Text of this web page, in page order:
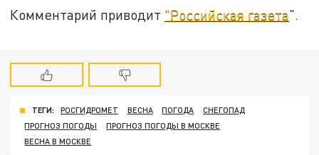
Комментарий приводит "Российская газета".
ТЕГИ: РОСГИДРОМЕТ ВЕСНА ПОГОДА
СНЕГОПАД
ПРОГНОЗ ПОГОДЫ
ПРОГНОЗ ПОГОДЫ В МОСКВЕ
ВЕСНА В МОСКВЕ